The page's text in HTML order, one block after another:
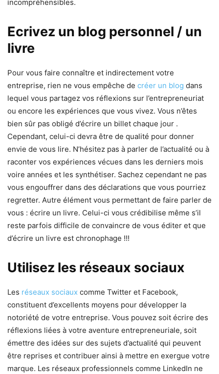
incompréhensibles.
Ecrivez un blog personnel / un
livre
Pour vous faire connaître et indirectement votre
entreprise, rien ne vous empêche de créer un blog dans
lequel vous partagez vos réflexions sur l’entrepreneuriat
ou encore les expériences que vous vivez. Vous n’êtes
bien sûr pas obligé d’écrire un billet chaque jour .
Cependant, celui-ci devra être de qualité pour donner
envie de vous lire. N’hésitez pas à parler de l’actualité ou à
raconter vos expériences vécues dans les derniers mois
voire années et les synthétiser. Sachez cependant ne pas
vous engouffrer dans des déclarations que vous pourriez
regretter. Autre élément vous permettant de faire parler de
vous : écrire un livre. Celui-ci vous crédibilise même s’il
reste parfois difficile de convaincre de vous éditer et que
d’écrire un livre est chronophage !!!
Utilisez les réseaux sociaux
Les réseaux sociaux comme Twitter et Facebook,
constituent d’excellents moyens pour développer la
notoriété de votre entreprise. Vous pouvez soit écrire des
réflexions liées à votre aventure entrepreneuriale, soit
émettre des idées sur des sujets d’actualité qui peuvent
être reprises et contribuer ainsi à mettre en exergue votre
marque. Les réseaux professionnels comme LinkedIn ne